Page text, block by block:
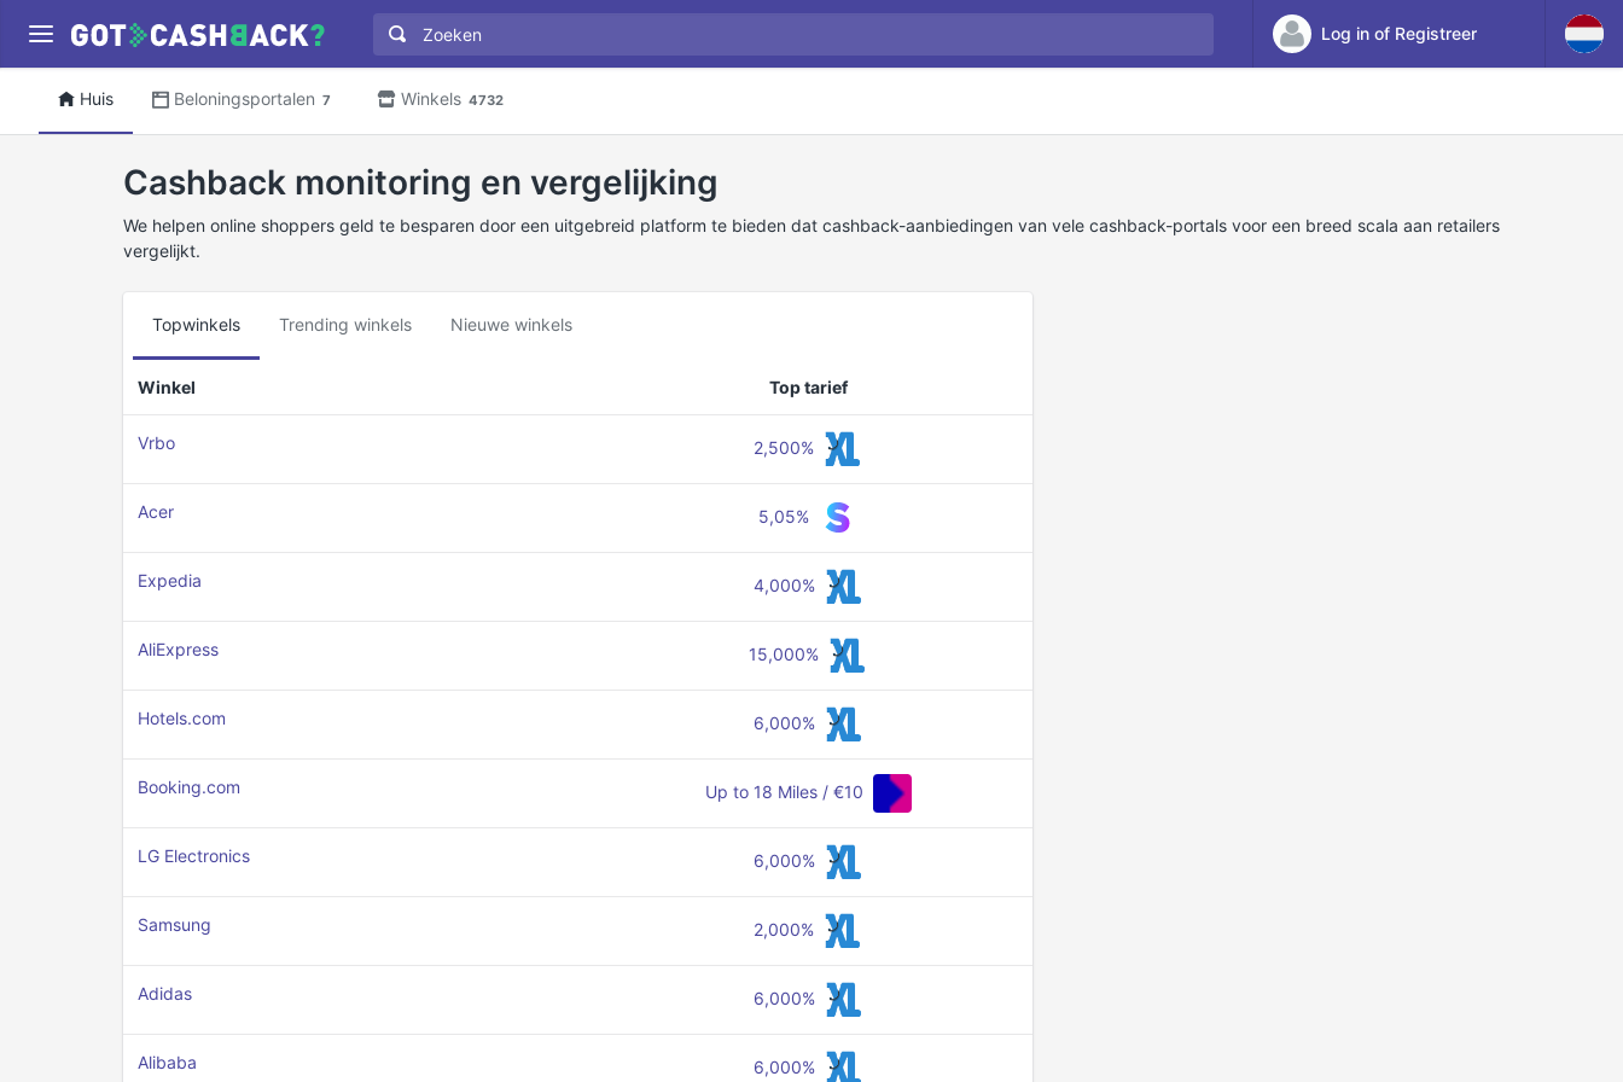
Log in of Registreer
Huis Beloningsportalen 7 Winkels 4732
Cashback monitoring en vergelijking
We helpen online shoppers geld te besparen door een uitgebreid platform te bieden dat cashback-aanbiedingen van vele cashback-portals voor een breed scala aan retailers
vergelijkt.
Topwinkels Trending winkels Nieuwe winkels
Winkel Top tarief
Vrbo 2,500%
Acer 5,05%
Expedia 4,000%
AliExpress 15,000%
Hotels.com 6,000%
Booking.com Up to 18 Miles / €10
LG Electronics 6,000%
Samsung 2,000%
Adidas 6,000%
Alibaba 6,000%